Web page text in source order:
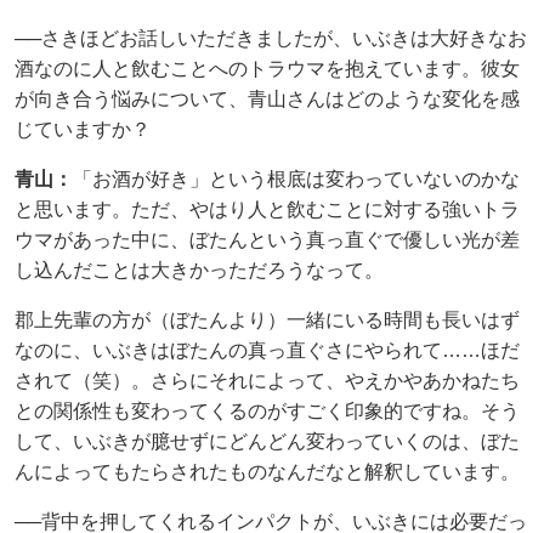
──さきほどお話しいただきましたが、いぶきは大好きなお
酒なのに人と飲むことへのトラウマを抱えています。彼女
が向き合う悩みについて、青山さんはどのような変化を感
じていますか？
青山：
「お酒が好き」という根底は変わっていないのかな
と思います。ただ、やはり人と飲むことに対する強いトラ
ウマがあった中に、ぼたんという真っ直ぐで優しい光が差
し込んだことは大きかっただろうなって。
郡上先輩の方が（ぼたんより）一緒にいる時間も長いはず
なのに、いぶきはぼたんの真っ直ぐさにやられて……ほだ
されて（笑）。さらにそれによって、やえかやあかねたち
との関係性も変わってくるのがすごく印象的ですね。そう
して、いぶきが臆せずにどんどん変わっていくのは、ぼた
んによってもたらされたものなんだなと解釈しています。
──背中を押してくれるインパクトが、いぶきには必要だっ